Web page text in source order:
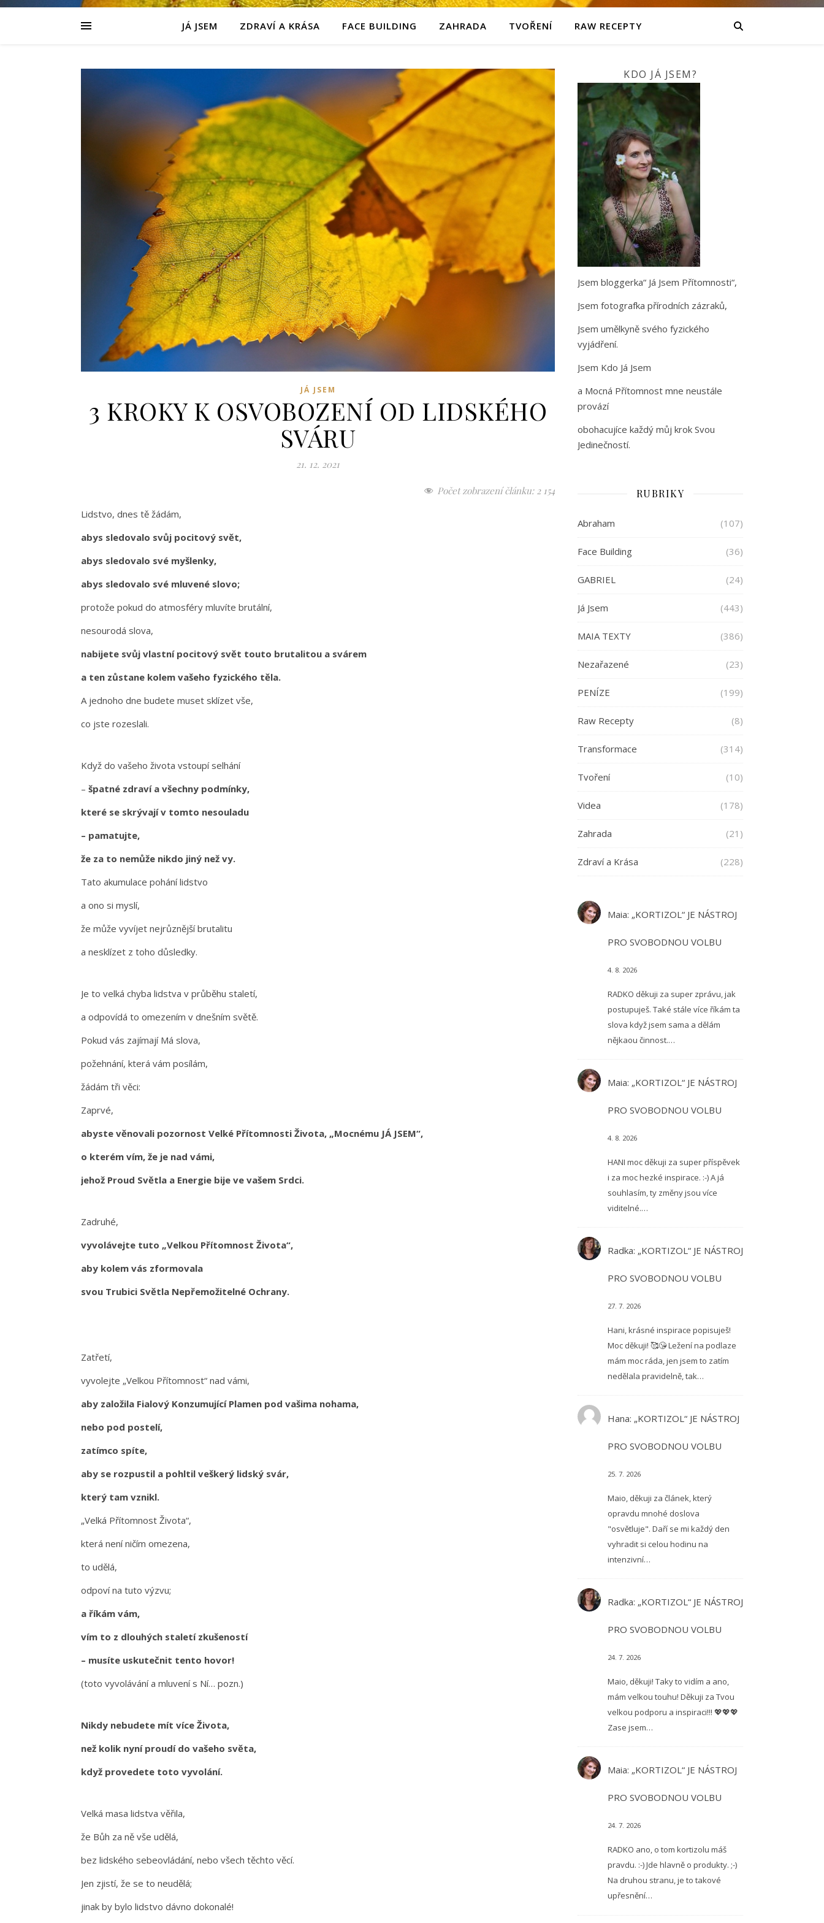
JÁ JSEM ZDRAVÍ A KRÁSA FACE BUILDING ZAHRADA TVOŘENÍ RAW RECEPTY
JÁ JSEM
3 KROKY K OSVOBOZENÍ OD LIDSKÉHO
SVÁRU
21. 12. 2021
Počet zobrazení článku: 2 154
Lidstvo, dnes tě žádám,
abys sledovalo svůj pocitový svět,
abys sledovalo své myšlenky,
abys sledovalo své mluvené slovo;
protože pokud do atmosféry mluvíte brutální,
nesourodá slova,
nabijete svůj vlastní pocitový svět touto brutalitou a svárem
a ten zůstane kolem vašeho fyzického těla.
A jednoho dne budete muset sklízet vše,
co jste rozeslali.
Když do vašeho života vstoupí selhání
– špatné zdraví a všechny podmínky,
které se skrývají v tomto nesouladu
– pamatujte,
že za to nemůže nikdo jiný než vy.
Tato akumulace pohání lidstvo
a ono si myslí,
že může vyvíjet nejrůznější brutalitu
a nesklízet z toho důsledky.
Je to velká chyba lidstva v průběhu staletí,
a odpovídá to omezením v dnešním světě.
Pokud vás zajímají Má slova,
požehnání, která vám posílám,
žádám tři věci:
Zaprvé,
abyste věnovali pozornost Velké Přítomnosti Života, „Mocnému JÁ JSEM“,
o kterém vím, že je nad vámi,
jehož Proud Světla a Energie bije ve vašem Srdci.
Zadruhé,
vyvolávejte tuto „Velkou Přítomnost Života“,
aby kolem vás zformovala
svou Trubici Světla Nepřemožitelné Ochrany.
Zatřetí,
vyvolejte „Velkou Přítomnost“ nad vámi,
aby založila Fialový Konzumující Plamen pod vašima nohama,
nebo pod postelí,
zatímco spíte,
aby se rozpustil a pohltil veškerý lidský svár,
který tam vznikl.
„Velká Přítomnost Života“,
která není ničím omezena,
to udělá,
odpoví na tuto výzvu;
a říkám vám,
vím to z dlouhých staletí zkušeností
– musíte uskutečnit tento hovor!
(toto vyvolávání a mluvení s Ní… pozn.)
Nikdy nebudete mít více Života,
než kolik nyní proudí do vašeho světa,
když provedete toto vyvolání.
Velká masa lidstva věřila,
že Bůh za ně vše udělá,
bez lidského sebeovládání, nebo všech těchto věcí.
Jen zjistí, že se to neudělá;
jinak by bylo lidstvo dávno dokonalé!
KDO JÁ JSEM?
Jsem bloggerka“ Já Jsem Přítomnosti“,
Jsem fotografka přírodních zázraků,
Jsem umělkyně svého fyzického
vyjádření.
Jsem Kdo Já Jsem
a Mocná Přítomnost mne neustále
provází
obohacujíce každý můj krok Svou
Jedinečností.
RUBRIKY
Abraham (107)
Face Building (36)
GABRIEL (24)
Já Jsem (443)
MAIA TEXTY (386)
Nezařazené (23)
PENÍZE (199)
Raw Recepty (8)
Transformace (314)
Tvoření (10)
Videa (178)
Zahrada (21)
Zdraví a Krása (228)
Maia: „KORTIZOL“ JE NÁSTROJ
PRO SVOBODNOU VOLBU
4. 8. 2026
RADKO děkuji za super zprávu, jak
postupuješ. Také stále více říkám ta
slova když jsem sama a dělám
nějkaou činnost.…
Maia: „KORTIZOL“ JE NÁSTROJ
PRO SVOBODNOU VOLBU
4. 8. 2026
HANI moc děkuji za super příspěvek
i za moc hezké inspirace. :-) A já
souhlasím, ty změny jsou více
viditelné.…
Radka: „KORTIZOL“ JE NÁSTROJ
PRO SVOBODNOU VOLBU
27. 7. 2026
Hani, krásné inspirace popisuješ!
Moc děkuji! 🥰😘 Ležení na podlaze
mám moc ráda, jen jsem to zatím
nedělala pravidelně, tak…
Hana: „KORTIZOL“ JE NÁSTROJ
PRO SVOBODNOU VOLBU
25. 7. 2026
Maio, děkuji za článek, který
opravdu mnohé doslova
"osvětluje". Daří se mi každý den
vyhradit si celou hodinu na
intenzivní…
Radka: „KORTIZOL“ JE NÁSTROJ
PRO SVOBODNOU VOLBU
24. 7. 2026
Maio, děkuji! Taky to vidím a ano,
mám velkou touhu! Děkuji za Tvou
velkou podporu a inspiraci!!! 💖💖💖
Zase jsem…
Maia: „KORTIZOL“ JE NÁSTROJ
PRO SVOBODNOU VOLBU
24. 7. 2026
RADKO ano, o tom kortizolu máš
pravdu. :-) Jde hlavně o produkty. ;-)
Na druhou stranu, je to takové
upřesnění…